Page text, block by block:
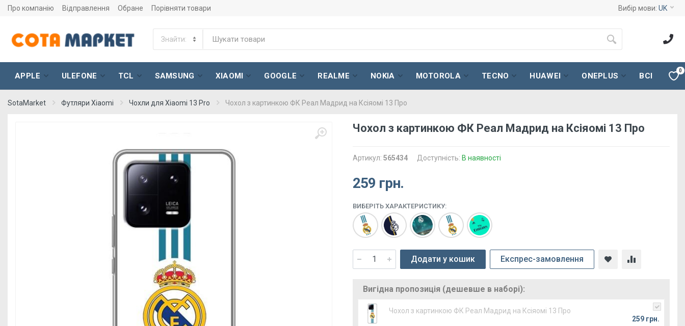
Про компанію Відправлення Обране Порівняти товари Вибір мови: UK
APPLE ULEFONE TCL SAMSUNG XIAOMI GOOGLE REALME NOKIA MOTOROLA TECNO HUAWEI ONEPLUS ВСІ
0
SotaMarket Футляри Xiaomi Чохли для Xiaomi 13 Pro Чохол з картинкою ФК Реал Мадрид на Ксіяомі 13 Про
Чохол з картинкою ФК Реал Мадрид на Ксіяомі 13 Про
Артикул: 565434 Доступність: В наявності
259 грн.
ВИБЕРІТЬ ХАРАКТЕРИСТИКУ:
Додати у кошик Експрес-замовлення
Вигідна пропозиція (дешевше в наборі):
Чохол з картинкою ФК Реал Мадрид на Ксіяомі 13 Про
259 грн.